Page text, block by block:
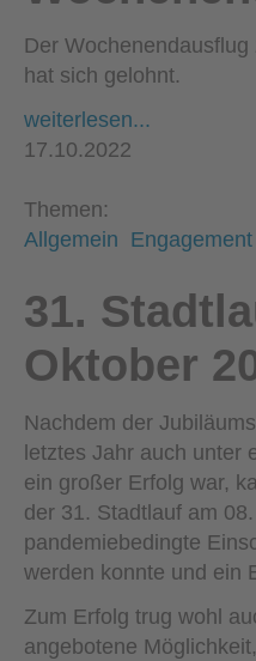
Der
hat sich gelohnt.
weiterlesen...
17.10.2022
Themen:
Allgemein Engagement
31.
Oktober
Nachdem der
letztes Jahr auch unter
ein großer Erfolg war,
der 31. Stadtlauf am
pandemiebedingte
werden konnte und ein
Zum Erfolg trug wohl
angebotene